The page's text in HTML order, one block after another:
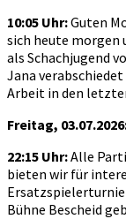
10:05 Uhr:Guten
sich heute morgen
als Schachjugend
Jana
Arbeit in den
Freitag,
22:15 Uhr:Alle
bieten wir für
Bühne Bescheid